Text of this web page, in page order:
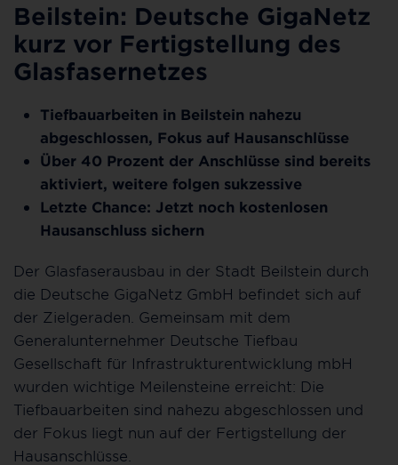
Beilstein: Deutsche GigaNetz
kurz vor Fertigstellung des
Glasfasernetzes
Tiefbauarbeiten in Beilstein nahezu
abgeschlossen, Fokus auf Hausanschlüsse
Über 40 Prozent der Anschlüsse sind bereits
aktiviert, weitere folgen sukzessive
Letzte Chance: Jetzt noch kostenlosen
Hausanschluss sichern
Der Glasfaserausbau in der Stadt Beilstein durch
die Deutsche GigaNetz GmbH befindet sich auf
der Zielgeraden. Gemeinsam mit dem
Generalunternehmer Deutsche Tiefbau
Gesellschaft für Infrastrukturentwicklung mbH
wurden wichtige Meilensteine erreicht: Die
Tiefbauarbeiten sind nahezu abgeschlossen und
der Fokus liegt nun auf der Fertigstellung der
Hausanschlüsse.